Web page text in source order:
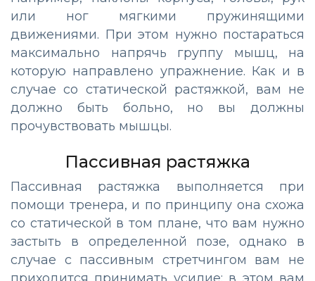
или ног мягкими пружинящими
движениями. При этом нужно постараться
максимально напрячь группу мышц, на
которую направлено упражнение. Как и в
случае со статической растяжкой, вам не
должно быть больно, но вы должны
прочувствовать мышцы.
Пассивная растяжка
Пассивная растяжка выполняется при
помощи тренера, и по принципу она схожа
со статической в том плане, что вам нужно
застыть в определенной позе, однако в
случае с пассивным стретчингом вам не